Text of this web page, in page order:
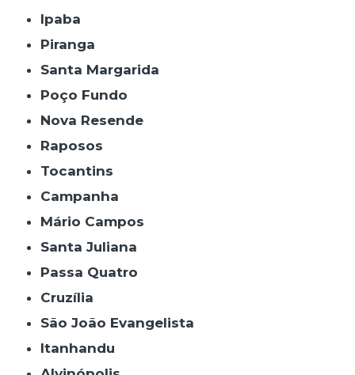
Ipaba
Piranga
Santa Margarida
Poço Fundo
Nova Resende
Raposos
Tocantins
Campanha
Mário Campos
Santa Juliana
Passa Quatro
Cruzília
São João Evangelista
Itanhandu